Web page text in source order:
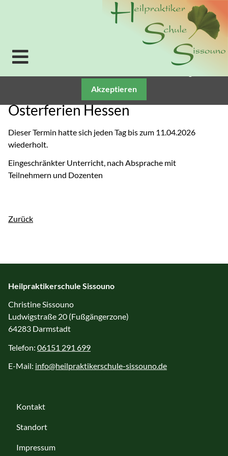
Osterferien Hessen
Dieser Termin hatte sich jeden Tag bis zum 11.04.2026
wiederholt.
Eingeschränkter Unterricht, nach Absprache mit
Teilnehmern und Dozenten
Zurück
Heilpraktikerschule Sissouno
Christine Sissouno
Ludwigstraße 20 (Fußgängerzone)
64283 Darmstadt
Telefon: 06151 291 699
E-Mail: info@heilpraktikerschule-sissouno.de
Kontakt
Standort
Impressum
Verwendung von Cookies: Um unsere Webseite für Sie
optimal zu gestalten und fortlaufend verbessern zu
können, verwenden wir Cookies. Durch die weitere
Nutzung der Webseite stimmen Sie der Verwendung
von Cookies zu. Weitere Informationen zu Cookies
Akzeptieren